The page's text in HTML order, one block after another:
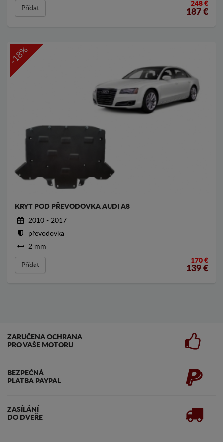
Přídat
248 €
187 €
-18%
KRYT POD PŘEVODOVKA AUDI A8
2010 - 2017
převodovka
2 mm
Přídat
170 €
139 €
ZARUČENA OCHRANA
PRO VAŠE MOTORU
BEZPEČNÁ
PLATBA PAYPAL
ZASÍLÁNÍ
DO DVEŘE